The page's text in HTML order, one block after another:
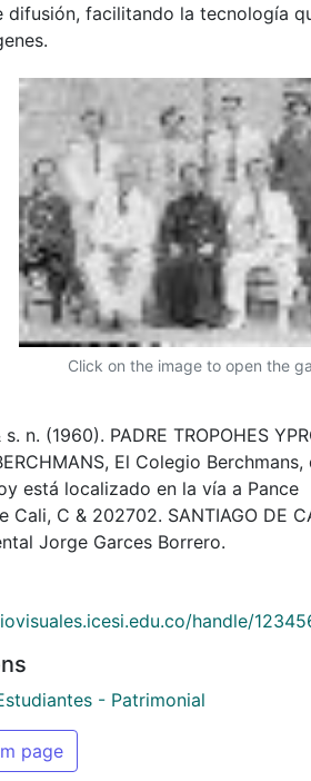
difusión, facilitando la tecnología
Click on the image to open the
n. (1960). PADRE TROPOHES
El Colegio
está localizado en la vía a Pance
Cali, C & 202702. SANTIAGO DE
Jorge Garces Borrero.
handle/
- Patrimonial
page